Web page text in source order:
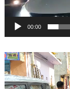
00:00
Video
Player